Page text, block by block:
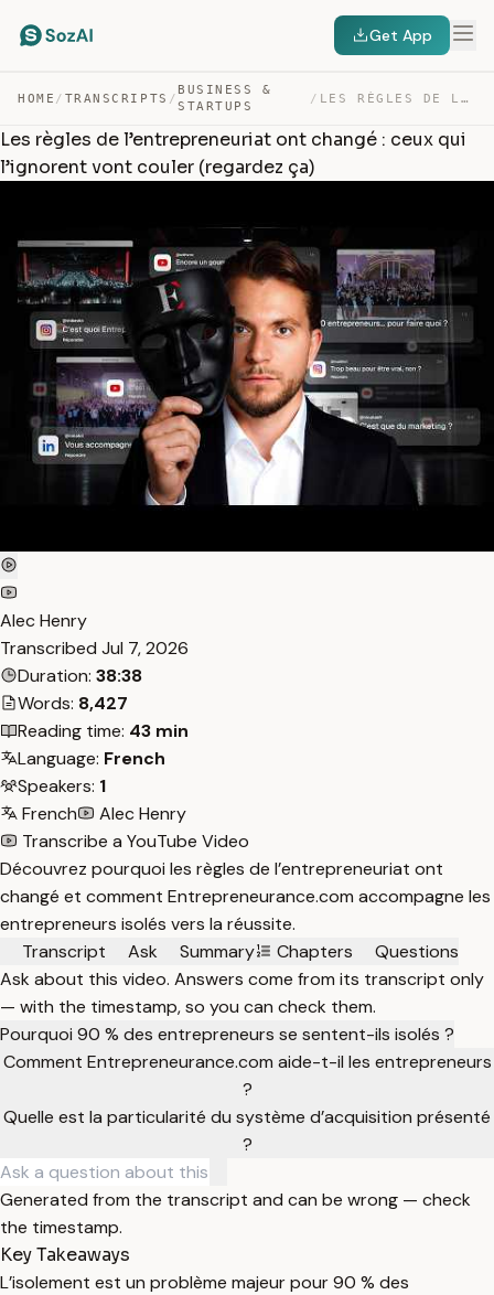
Get App
HOME / TRANSCRIPTS /
BUSINESS &
STARTUPS
/ LES RÈGLES DE L’ENTREPRENEURIAT ONT CHANGÉ : CEUX QUI L… — TRANSCRIPT
Les règles de l’entrepreneuriat ont changé : ceux qui
l’ignorent vont couler (regardez ça)
Alec Henry
Transcribed Jul 7, 2026
Duration: 38:38
Words: 8,427
Reading time: 43 min
Language: French
Speakers: 1
French
Alec Henry
Transcribe a YouTube Video
Découvrez pourquoi les règles de l’entrepreneuriat ont
changé et comment Entrepreneurance.com accompagne les
entrepreneurs isolés vers la réussite.
Transcript
Ask Summary Chapters
Questions
Ask about this video. Answers come from its transcript only
— with the timestamp, so you can check them.
Pourquoi 90 % des entrepreneurs se sentent-ils isolés ?
Comment Entrepreneurance.com aide-t-il les entrepreneurs
?
Quelle est la particularité du système d’acquisition présenté
?
Generated from the transcript and can be wrong — check
the timestamp.
Key Takeaways
L’isolement est un problème majeur pour 90 % des